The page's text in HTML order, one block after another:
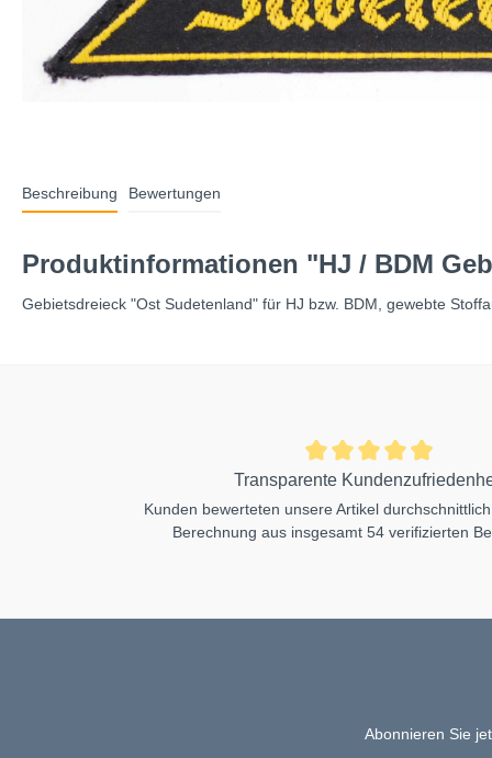
Beschreibung Bewertungen
Produktinformationen "HJ / BDM
Gebietsdreieck "Ost Sudetenland" für HJ bzw. BDM, gewebte
Transparente
Kunden bewerteten unsere Artikel
Berechnung aus insgesamt 54 verifizierten
Abonnieren Sie